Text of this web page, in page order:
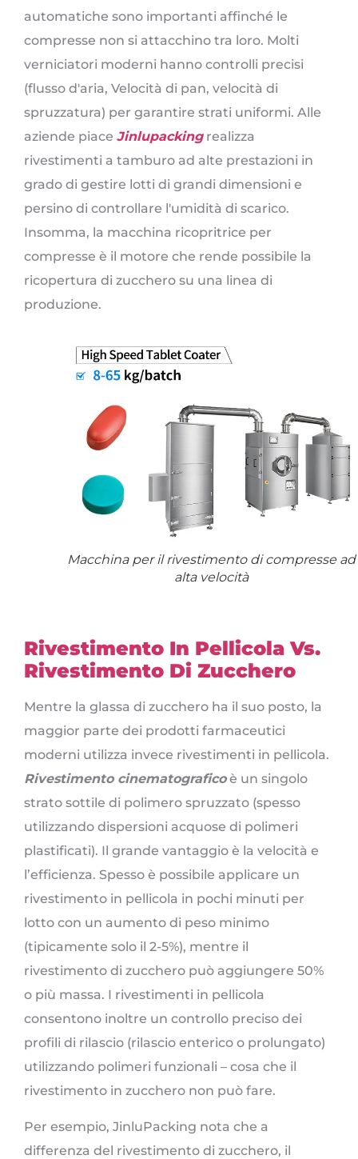
automatiche sono importanti affinché le
compresse non si attacchino tra loro. Molti
verniciatori moderni hanno controlli precisi
(flusso d'aria, Velocità di pan, velocità di
spruzzatura) per garantire strati uniformi. Alle
aziende piace Jinlupackingrealizza
rivestimenti a tamburo ad alte prestazioni in
grado di gestire lotti di grandi dimensioni e
persino di controllare l'umidità di scarico.
Insomma, la macchina ricopritrice per
compresse è il motore che rende possibile la
ricopertura di zucchero su una linea di
produzione.
Macchina per il rivestimento di compresse ad
alta velocità
Rivestimento In Pellicola Vs.
Rivestimento Di Zucchero
Mentre la glassa di zucchero ha il suo posto, la
maggior parte dei prodotti farmaceutici
moderni utilizza invece rivestimenti in pellicola.
Rivestimento cinematograficoè un singolo
strato sottile di polimero spruzzato (spesso
utilizzando dispersioni acquose di polimeri
plastificati). Il grande vantaggio è la velocità e
l’efficienza. Spesso è possibile applicare un
rivestimento in pellicola in pochi minuti per
lotto con un aumento di peso minimo
(tipicamente solo il 2-5%), mentre il
rivestimento di zucchero può aggiungere 50%
o più massa. I rivestimenti in pellicola
consentono inoltre un controllo preciso dei
profili di rilascio (rilascio enterico o prolungato)
utilizzando polimeri funzionali – cosa che il
rivestimento in zucchero non può fare.
Per esempio, JinluPacking nota che a
differenza del rivestimento di zucchero, il